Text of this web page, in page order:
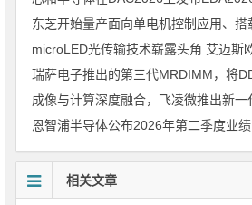
恩智浦半导体公布2026年第二季度业绩
相关文章